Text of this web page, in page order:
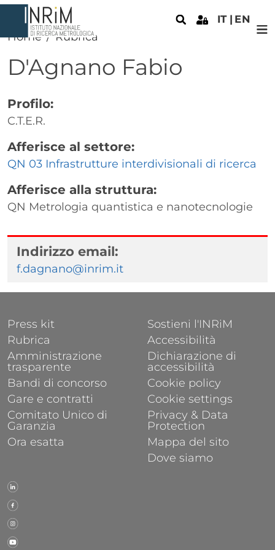
Salta al contenuto principale
IT EN
Home Rubrica
D'Agnano Fabio
Profilo:
C.T.E.R.
Afferisce al settore:
QN 03 Infrastrutture interdivisionali di ricerca
Afferisce alla struttura:
QN Metrologia quantistica e nanotecnologie
Indirizzo email:
f.dagnano@inrim.it
FOOTER 1
Press kit
Rubrica
Amministrazione
trasparente
Bandi di concorso
Gare e contratti
Comitato Unico di
Garanzia
Ora esatta
FOOTER 2
Sostieni l'INRiM
Accessibilità
Dichiarazione di
accessibilità
Cookie policy
Cookie settings
Privacy & Data
Protection
Mappa del sito
Dove siamo